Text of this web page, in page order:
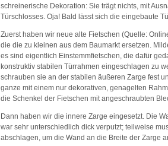
schreinerische Dekoration: Sie trägt nichts, mit
Türschlosses. Oja! Bald lässt sich die eingebaute
Zuerst haben wir neue alte Fietschen (Quelle:
die die zu kleinen aus dem Baumarkt ersetzen.
es sind eigentlich Einstemmfietschen, die dafür
konstruktiv stabilen Türrahmen eingeschlagen zu
schrauben sie an der stabilen äußeren Zarge fest
ganze mit einem nur dekorativen, genagelten
die Schenkel der Fietschen mit angeschraubten
Dann haben wir die innere Zarge eingesetzt. Die
war sehr unterschiedlich dick verputzt; teilweise
abschlagen, um die Wand an die Breite der Zarge